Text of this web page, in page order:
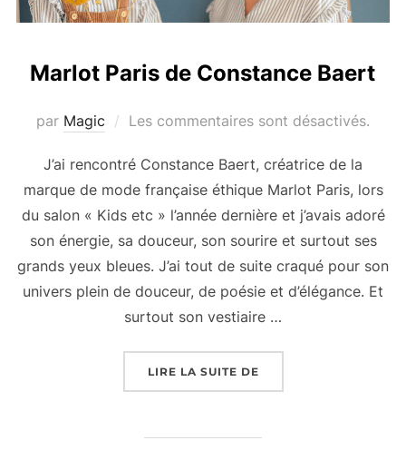
Marlot Paris de Constance Baert
par Magic Les commentaires sont désactivés.
J’ai rencontré Constance Baert, créatrice de la
marque de mode française éthique Marlot Paris, lors
du salon « Kids etc » l’année dernière et j’avais adoré
son énergie, sa douceur, son sourire et surtout ses
grands yeux bleues. J’ai tout de suite craqué pour son
univers plein de douceur, de poésie et d’élégance. Et
surtout son vestiaire …
LIRE LA SUITE DE« MARLOT PARIS DE